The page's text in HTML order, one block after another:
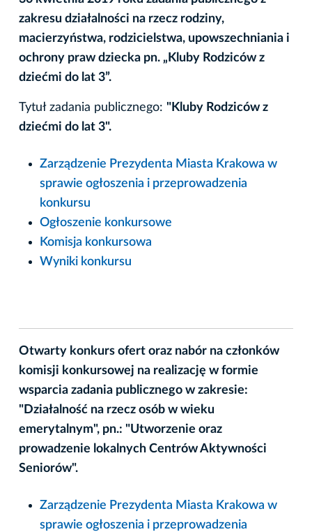
zakresu działalności na rzecz rodziny,
macierzyństwa, rodzicielstwa, upowszechniania i
ochrony praw dziecka pn. „Kluby Rodziców z
dziećmi do lat 3”.
Tytuł zadania publicznego: "Kluby Rodziców z
dziećmi do lat 3".
Zarządzenie Prezydenta Miasta Krakowa w
sprawie ogłoszenia i przeprowadzenia
konkursu
Ogłoszenie konkursowe
Komisja konkursowa
Wyniki konkursu
Otwarty konkurs ofert oraz nabór na członków
komisji konkursowej na realizację w formie
wsparcia zadania publicznego w zakresie:
"Działalność na rzecz osób w wieku
emerytalnym", pn.: "Utworzenie oraz
prowadzenie lokalnych Centrów Aktywności
Seniorów".
Zarządzenie Prezydenta Miasta Krakowa w
sprawie ogłoszenia i przeprowadzenia